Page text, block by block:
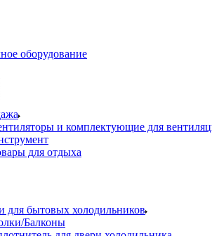
оборудование
и комплектующие для
для отдыха
для бытовых холодильников
Балконы